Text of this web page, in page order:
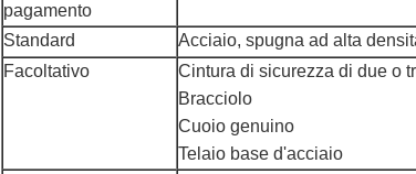
pagamento
Standard
Acciaio, spugna ad alta
Facoltativo
Cintura di sicurezza di due o
Bracciolo
Cuoio genuino
Telaio base d'acciaio